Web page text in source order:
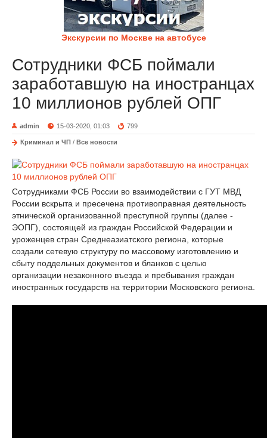
Экскурсии по Москве на автобусе
Сотрудники ФСБ поймали
заработавшую на иностранцах
10 миллионов рублей ОПГ
admin 15-03-2020, 01:03 799
Криминал и ЧП / Все новости
Сотрудниками ФСБ России во взаимодействии с ГУТ МВД
России вскрыта и пресечена противоправная деятельность
этнической организованной преступной группы (далее -
ЭОПГ), состоящей из граждан Российской Федерации и
уроженцев стран Среднеазиатского региона, которые
создали сетевую структуру по массовому изготовлению и
сбыту поддельных документов и бланков с целью
организации незаконного въезда и пребывания граждан
иностранных государств на территории Московского региона.